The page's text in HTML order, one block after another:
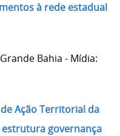
à rede estadual
Bahia - Mídia:
Ação Territorial da
estrutura governança